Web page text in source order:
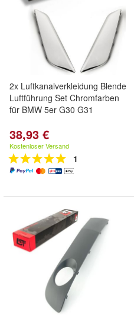
2x Luftkanalverkleidung Blende
Luftführung Set Chromfarben
für BMW 5er G30 G31
38,93 €
Kostenloser Versand
1